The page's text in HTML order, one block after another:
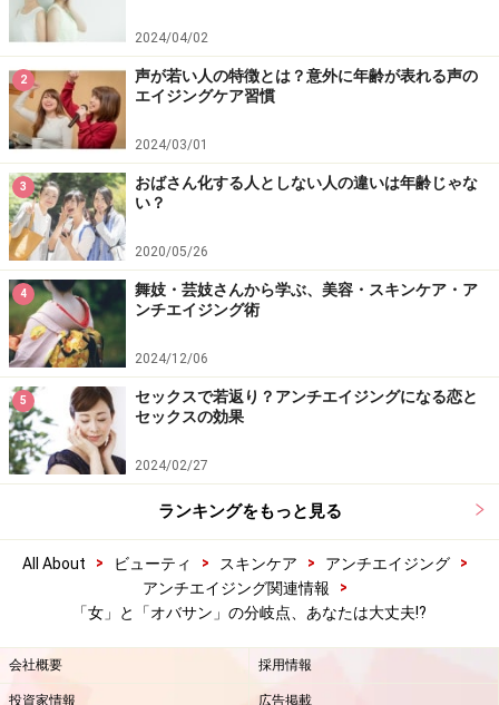
2024/04/02
2
声が若い人の特徴とは？意外に年齢が表れる声の
エイジングケア習慣
2024/03/01
3
おばさん化する人としない人の違いは年齢じゃな
い？
2020/05/26
4
舞妓・芸妓さんから学ぶ、美容・スキンケア・ア
ンチエイジング術
2024/12/06
5
セックスで若返り？アンチエイジングになる恋と
セックスの効果
2024/02/27
ランキングをもっと見る
All About > ビューティ > スキンケア > アンチエイジング
>
アンチエイジング関連情報
>
「女」と「オバサン」の分岐点、あなたは大丈夫!?
会社概要 採用情報
投資家情報 広告掲載